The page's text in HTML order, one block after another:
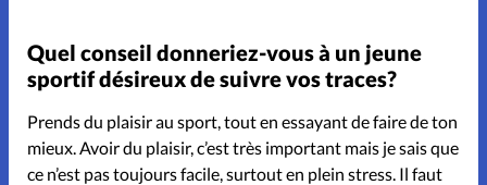
Quel conseil donneriez-vous à un jeune
sportif désireux de suivre vos traces?
Prends du plaisir au sport, tout en essayant de faire de ton
mieux. Avoir du plaisir, c’est très important mais je sais que
ce n’est pas toujours facile, surtout en plein stress. Il faut